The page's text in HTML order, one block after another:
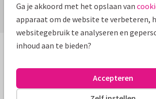
Geschreven door Merle
Ook interessant voor jou:
Ga je akkoord met het opslaan van
apparaat om de website te verbeteren,
websitegebruik te analyseren en
inhoud aan te bieden?
Accepteren